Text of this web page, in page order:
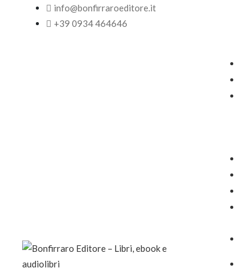
info@bonfirraroeditore.it
+39 0934 464646